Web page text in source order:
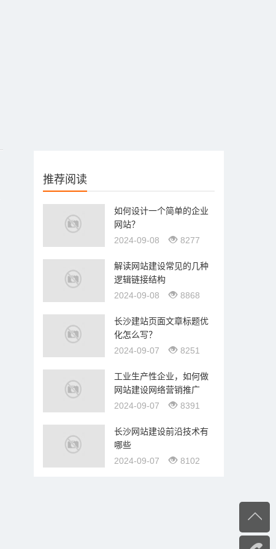
推荐阅读
如何设计一个简单的企业
网站？
2024-09-08
8277
解读网站建设常见的几种
逻辑链接结构
2024-09-08
8868
长沙建站页面文章标题优
化怎么写？
2024-09-07
8251
工业生产性企业，如何做
网站建设网络营销推广
2024-09-07
8391
长沙网站建设前沿技术有
哪些
2024-09-07
8102